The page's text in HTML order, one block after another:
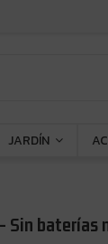
JARDÍN
Sin baterías